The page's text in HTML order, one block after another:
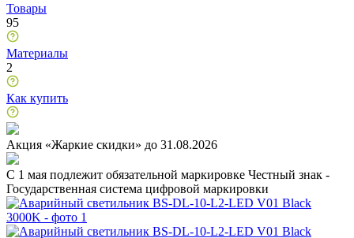
Товары
95
Материалы
2
Как купить
Акция «Жаркие скидки» до 31.08.2026
C 1 мая подлежит обязательной маркировке Честный знак -
Государственная система цифровой маркировки